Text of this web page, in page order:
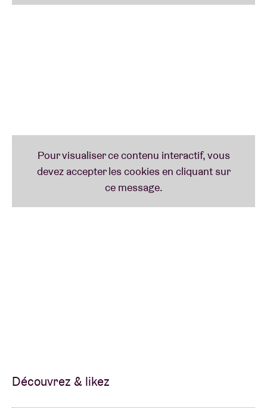
Découvrez & likez